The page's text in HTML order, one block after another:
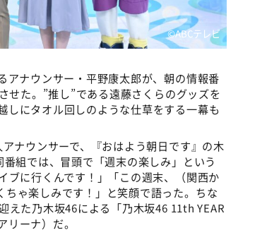
©️ABCテレビ
アナウンサー・平野康太郎が、朝の情報番
せた。”推し”である遠藤さくらのグッズを
しにタオル回しのような仕草をする一幕も
ナウンサーで、『おはよう朝日です』の木
組では、冒頭で「週末の楽しみ」という
ブに行くんです！」「この週末、（関西か
ゃ楽しみです！」と笑顔で語った。ちな
えた乃木坂46による「乃木坂46 11th YEAR
ーナ）だ。